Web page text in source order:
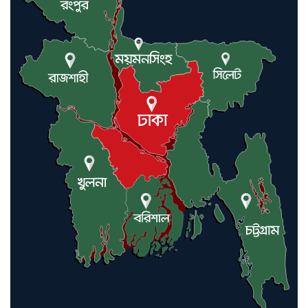
বন্যাকবলিত কমলগঞ্জে রুহি
ফাউন্ডেশনের ত্রাণ বিতরণ, ১০৫
পরিবারের পাশে লন্ডনপ্রবাসী ড. হাজ্বী
শাহ্ আলম
মৌলভীবাজারে যুক্তরাজ্য প্রবাসী
কাইয়ুম মিয়াকে ধরতে পুলিশের
অভিযান